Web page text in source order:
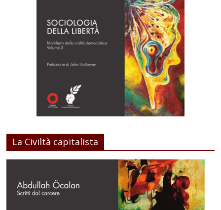
La Civiltà capitalista